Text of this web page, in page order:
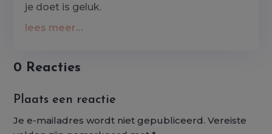
je doet is geluk.
lees meer...
0 Reacties
Plaats een reactie
Je e-mailadres wordt niet gepubliceerd. Vereiste